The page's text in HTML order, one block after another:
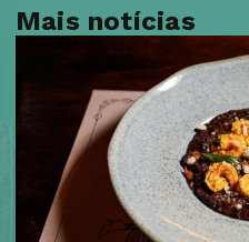
Mais notícias